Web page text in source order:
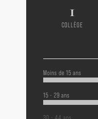
1
COLLÈGE
Moins de 15 ans
15 - 29 ans